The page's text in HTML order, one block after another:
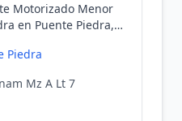
Motorizado Menor
en Puente Piedra,
Piedra
Mz A Lt 7